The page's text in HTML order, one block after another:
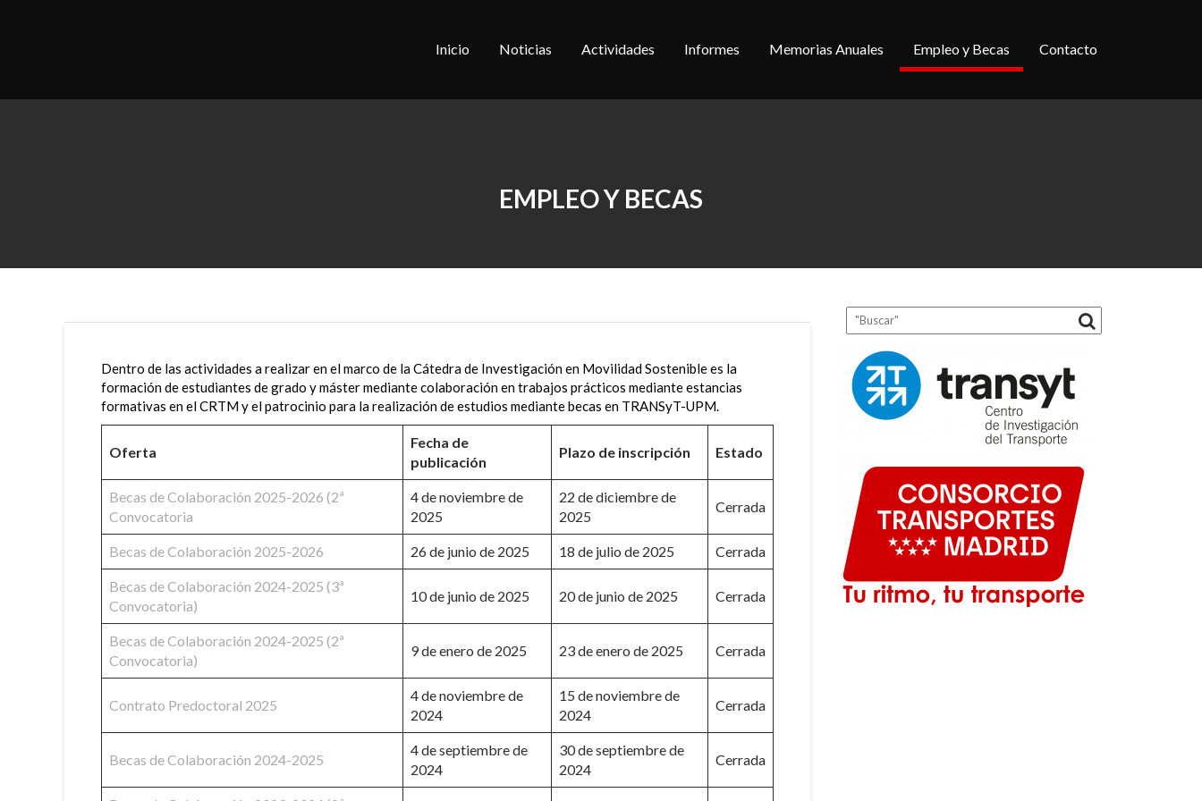
Inicio Noticias Actividades Informes Memorias Anuales Empleo y Becas Contacto
EMPLEO Y BECAS
Dentro de las actividades a realizar en el marco de la Cátedra de Investigación en Movilidad Sostenible es la
formación de estudiantes de grado y máster mediante colaboración en trabajos prácticos mediante estancias
formativas en el CRTM y el patrocinio para la realización de estudios mediante becas en TRANSyT-UPM.
Oferta
Fecha de
publicación
Plazo de inscripción Estado
Becas de Colaboración 2025-2026 (2ª
Convocatoria
4 de noviembre de
2025
22 de diciembre de
2025
Cerrada
Becas de Colaboración 2025-2026 26 de junio de 2025 18 de julio de 2025 Cerrada
Becas de Colaboración 2024-2025 (3ª
Convocatoria)
10 de junio de 2025 20 de junio de 2025 Cerrada
Becas de Colaboración 2024-2025 (2ª
Convocatoria)
9 de enero de 2025 23 de enero de 2025 Cerrada
Contrato Predoctoral 2025
4 de noviembre de
2024
15 de noviembre de
2024
Cerrada
Becas de Colaboración 2024-2025
4 de septiembre de
2024
30 de septiembre de
2024
Cerrada